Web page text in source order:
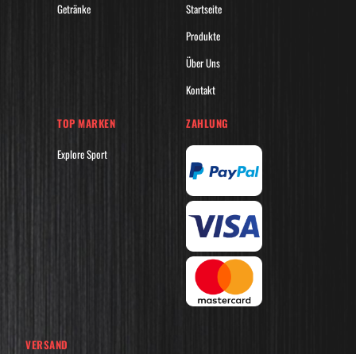
Getränke
Startseite
Produkte
Über Uns
Kontakt
TOP MARKEN
Explore Sport
ZAHLUNG
VERSAND